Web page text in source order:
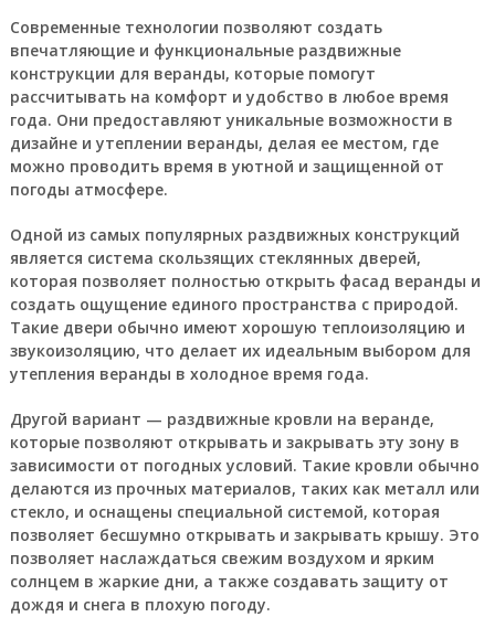
Современные технологии позволяют создать
впечатляющие и функциональные раздвижные
конструкции для веранды, которые помогут
рассчитывать на комфорт и удобство в любое время
года. Они предоставляют уникальные возможности в
дизайне и утеплении веранды, делая ее местом, где
можно проводить время в уютной и защищенной от
погоды атмосфере.
Одной из самых популярных раздвижных конструкций
является система скользящих стеклянных дверей,
которая позволяет полностью открыть фасад веранды и
создать ощущение единого пространства с природой.
Такие двери обычно имеют хорошую теплоизоляцию и
звукоизоляцию, что делает их идеальным выбором для
утепления веранды в холодное время года.
Другой вариант — раздвижные кровли на веранде,
которые позволяют открывать и закрывать эту зону в
зависимости от погодных условий. Такие кровли обычно
делаются из прочных материалов, таких как металл или
стекло, и оснащены специальной системой, которая
позволяет бесшумно открывать и закрывать крышу. Это
позволяет наслаждаться свежим воздухом и ярким
солнцем в жаркие дни, а также создавать защиту от
дождя и снега в плохую погоду.